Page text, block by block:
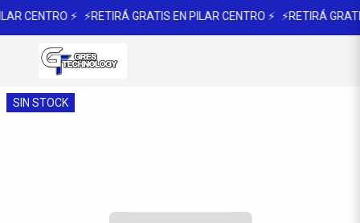
CENTRO ⚡ ⚡RETIRÁ GRATIS EN PILAR CENTRO ⚡ ⚡RETIRÁ
SIN STOCK